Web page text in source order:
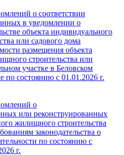
о соответствии
в уведомлении о
объекта индивидуального
или садового дома
размещения объекта
строительства или
участке в Беловском
по состоянию с 01.01.2026 г.
о
или реконструированных
жилищного строительства
законодательства о
по состоянию с
г.